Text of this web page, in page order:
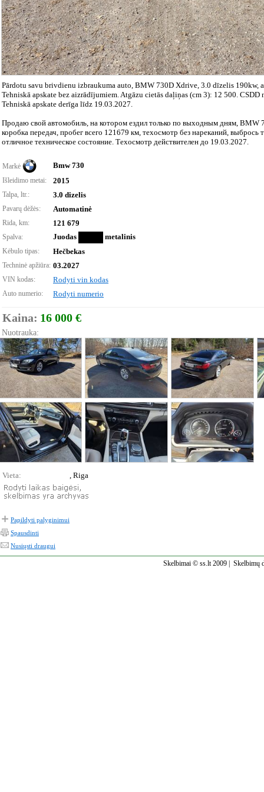
Pārdotu savu brivdienu izbraukuma auto, BMW 730D Xdrive, 3.0 dīzelis 190kw,
Tehniskā apskate bez aizrādījumiem. Atgāzu cietās daļiņas (cm 3): 12 500.
Tehniskā apskate derīga līdz 19.03.2027.
Продаю свой автомобиль, на котором ездил только по выходным дням, BMW
коробка передач, пробег всего 121679 км, техосмотр без нареканий,
отличное техническое состояние. Техосмотр действителен до 19.03.2027.
Markė Bmw 730
Išleidimo metai: 2015
Talpa, ltr.: 3.0 dizelis
Pavarų dėžės: Automatinė
Rida, km: 121 679
Spalva: Juodas metalinis
Kėbulo tipas: Hečbekas
Techninė apžiūra: 03.2027
VIN kodas: Rodyti vin kodas
Auto numerio: Rodyti numerio
Kaina: 16 000 €
Nuotrauka:
Vieta: , Riga
Papildyti palyginimui
Spausdinti
Nusiųsti draugui
Skelbimai © ss.lt 2009 | Skelbimų